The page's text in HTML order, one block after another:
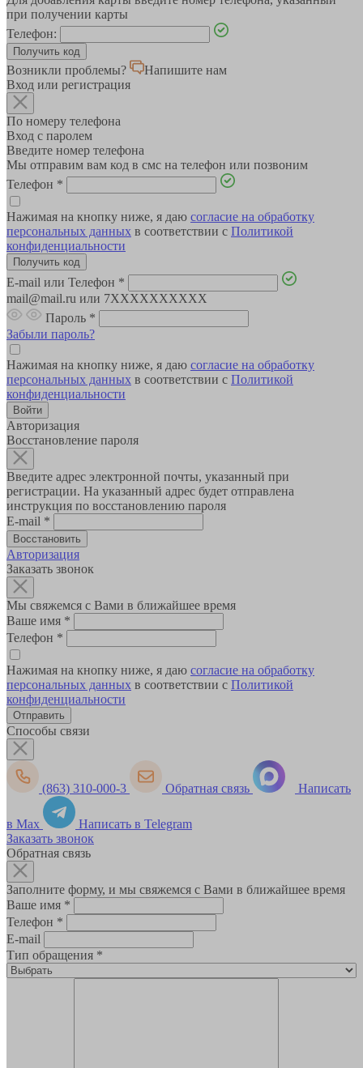
при получении карты
Телефон:
Возникли проблемы?
Напишите нам
Вход или регистрация
По номеру телефона
Вход с паролем
Введите номер телефона
Мы отправим вам код в смс на телефон или позвоним
Телефон *
Нажимая на кнопку ниже, я даю согласие на обработку
персональных данных в соответствии с Политикой
конфиденциальности
E-mail или Телефон *
mail@mail.ru или 7XXXXXXXXXX
Пароль *
Забыли пароль?
Нажимая на кнопку ниже, я даю согласие на обработку
персональных данных в соответствии с Политикой
конфиденциальности
Авторизация
Восстановление пароля
Введите адрес электронной почты, указанный при
регистрации. На указанный адрес будет отправлена
инструкция по восстановлению пароля
E-mail *
Авторизация
Заказать звонок
Мы свяжемся с Вами в ближайшее время
Ваше имя *
Телефон *
Нажимая на кнопку ниже, я даю согласие на обработку
персональных данных в соответствии с Политикой
конфиденциальности
Способы связи
(863) 310-000-3 Обратная связь Написать
в Max
Написать в Telegram
Заказать звонок
Обратная связь
Заполните форму, и мы свяжемся с Вами в ближайшее время
Ваше имя *
Телефон *
E-mail
Тип обращения *